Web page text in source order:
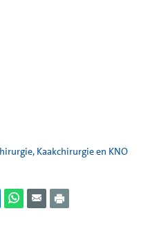
Kaakchirurgie en KNO